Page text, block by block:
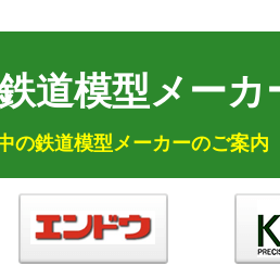
道模型メーカ
の鉄道模型メーカーのご案内